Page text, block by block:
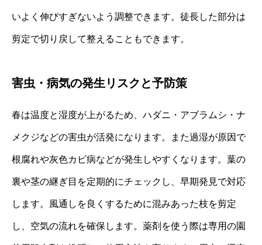
いよく伸びすぎないよう調整できます。徒長した部分は
剪定で切り戻して整えることもできます。
害虫・病気の発生リスクと予防策
春は温度と湿度が上がるため、ハダニ・アブラムシ・ナ
メクジなどの害虫が活発になります。また過湿が原因で
根腐れや灰色カビ病などが発生しやすくなります。葉の
裏や茎の継ぎ目を定期的にチェックし、早期発見で対応
します。風通しを良くするために混みあった枝を剪定
し、空気の流れを確保します。薬剤を使う際は専用の園